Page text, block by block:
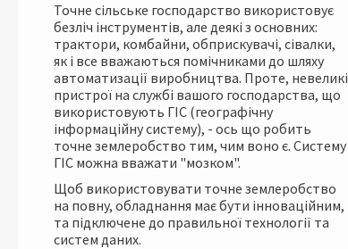
Точне сільське господарство використовує
безліч інструментів, але деякі з основних:
трактори, комбайни, обприскувачі, сівалки,
як і все вважаються помічниками до шляху
автоматизації виробництва. Проте, невеликі
пристрої на службі вашого господарства, що
використовують ГІС (географічну
інформаційну систему), - ось що робить
точне землеробство тим, чим воно є. Систему
ГІС можна вважати "мозком".
Щоб використовувати точне землеробство
на повну, обладнання має бути інноваційним,
та підключене до правильної технології та
систем даних.